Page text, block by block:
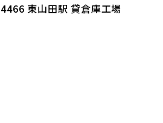
東山田駅 貸倉庫工場